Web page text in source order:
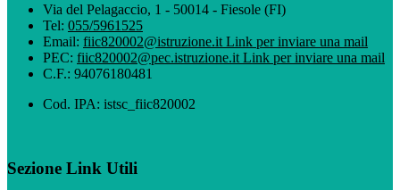
Via del Pelagaccio, 1 - 50014 - Fiesole (FI)
Tel: 055/5961525
Email: fiic820002@istruzione.it Link per inviare una mail
PEC: fiic820002@pec.istruzione.it Link per inviare una mail
C.F.: 94076180481
Cod. IPA: istsc_fiic820002
Sezione Link Utili